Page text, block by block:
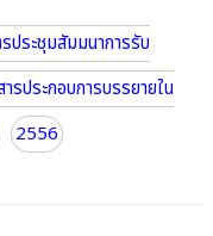
ประชุมสัมมนาการรับ
รประกอบการบรรยายใน
2556